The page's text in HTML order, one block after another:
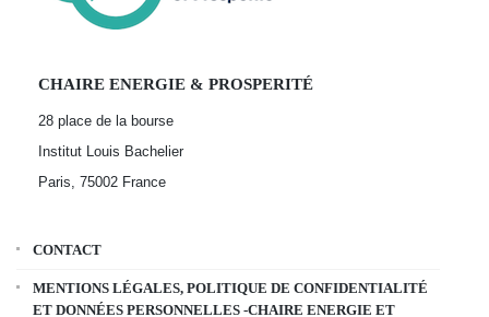
CHAIRE ENERGIE & PROSPERITÉ
28 place de la bourse
Institut Louis Bachelier
Paris, 75002 France
CONTACT
MENTIONS LÉGALES, POLITIQUE DE CONFIDENTIALITÉ
ET DONNÉES PERSONNELLES -CHAIRE ENERGIE ET